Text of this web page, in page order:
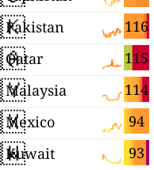
116
Pakistan
115
Qatar
114
Malaysia
94
Mexico
93
Kuwait